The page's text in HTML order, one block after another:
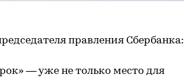
правления Сбербанка:
— уже не только место для